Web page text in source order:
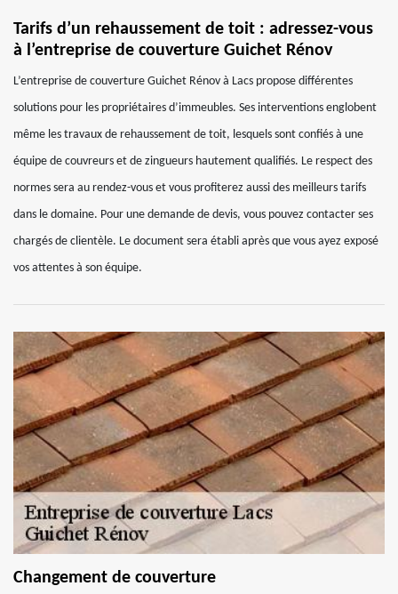
Tarifs d’un rehaussement de toit : adressez-vous
à l’entreprise de couverture Guichet Rénov
L’entreprise de couverture Guichet Rénov à Lacs propose différentes
solutions pour les propriétaires d’immeubles. Ses interventions englobent
même les travaux de rehaussement de toit, lesquels sont confiés à une
équipe de couvreurs et de zingueurs hautement qualifiés. Le respect des
normes sera au rendez-vous et vous profiterez aussi des meilleurs tarifs
dans le domaine. Pour une demande de devis, vous pouvez contacter ses
chargés de clientèle. Le document sera établi après que vous ayez exposé
vos attentes à son équipe.
Changement de couverture